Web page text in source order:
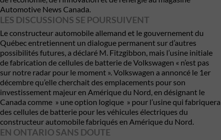
Automotive News Canada.
LES DISCUSSIONS SE POURSUIVENT
Le constructeur automobile allemand et le gouvernement du
Québec entretiennent un dialogue permanent sur d’autres
possibilités futures, a déclaré M. Fitzgibbon, mais l’usine initiale
de fabrication de cellules de batterie de Volkswagen « n’est pas
sur notre radar pour le moment ». Volkswagen a annoncé le 1er
décembre qu’elle cherchait des emplacements pour son
investissement majeur en Amérique du Nord, en désignant le
Canada comme » une option logique » pour l’usine qui fabriquera
des cellules de batterie pour les véhicules électriques du
constructeur automobile fabriqués en Amérique du Nord.
EN ONTARIO SANS DOUTE